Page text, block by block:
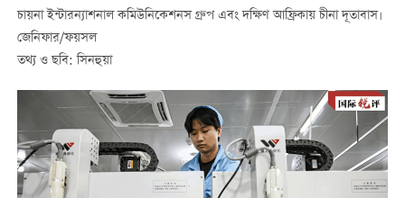
চায়না ইন্টারন্যাশনাল কমিউনিকেশনস গ্রুপ এবং দক্ষিণ আফ্রিকায় চীনা দূতাবাস।
জেনিফার/ফয়সল
তথ্য ও ছবি: সিনহুয়া